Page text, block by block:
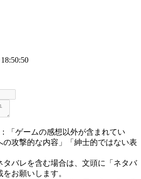
「ゲームの感想以外が含まれてい
の攻撃的な内容」「紳士的ではない表
タバレを含む場合は、文頭に「ネタバ
お願いします。